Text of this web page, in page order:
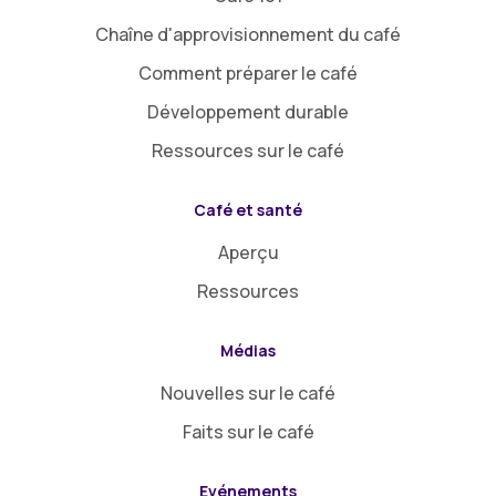
Chaîne d'approvisionnement du café
Comment préparer le café
Développement durable
Ressources sur le café
Café et santé
Aperçu
Ressources
Médias
Nouvelles sur le café
Faits sur le café
Evénements